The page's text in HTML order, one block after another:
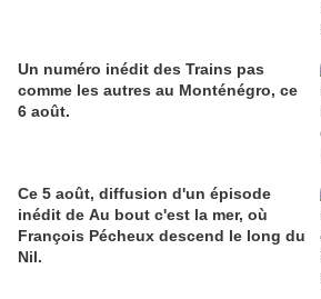
Un numéro inédit des Trains pas
comme les autres au Monténégro, ce
6 août.
Ce 5 août, diffusion d'un épisode
inédit de Au bout c'est la mer, où
François Pécheux descend le long du
Nil.